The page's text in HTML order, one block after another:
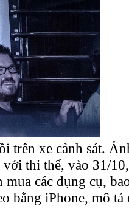
trên xe cảnh sát.
thi thể, vào 31/
mua các dụng cụ,
bằng iPhone, mô tả